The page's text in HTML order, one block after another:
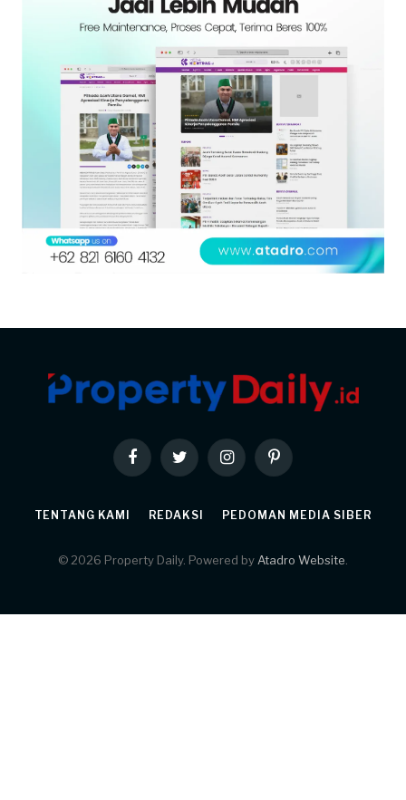
FacebookTwitter InstagramPinterest
TENTANG KAMI REDAKSI PEDOMAN MEDIA SIBER
© 2026 Property Daily. Powered byAtadro Website.